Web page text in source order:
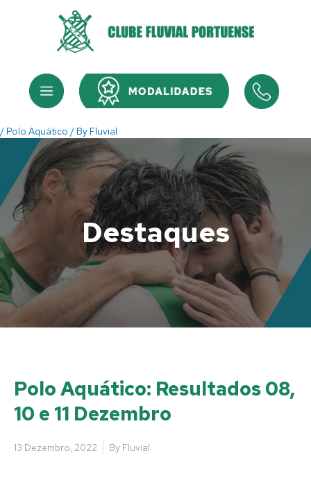
Menu Menu
/ Polo Aquático / By Fluvial
Destaques
Polo Aquático: Resultados 08,
10 e 11 Dezembro
13 Dezembro, 2022 By Fluvial